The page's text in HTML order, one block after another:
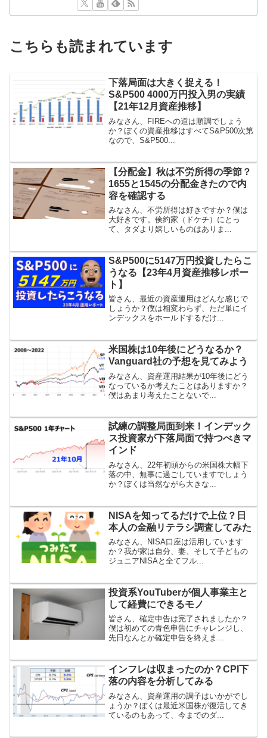
こちらも読まれています
下落局面は大きく捉える！
S&P500 4000万円投入男の実績
【21年12月資産推移】
みなさん、FIREへの道は順調でしょう
か？ぼくの資産推移はすべてS&P500次第
なので、S&P500...
【分配金】秋は不労所得の季節？
1655と1545の分配金きたので内
容を確認する
みなさん、不労所得は好きですか？僕は
大好きです。倹約家（ドケチ）にとっ
て、タダより嬉しいものはありま...
S&P500に5147万円投資したらこ
うなる【23年4月資産推移レポー
ト】
皆さん、最近の資産運用はどんな感じで
しょうか？僕は相変わらず、ただ単にイ
ンデックスをホールドするだけ...
米国株は10年後にどうなるか？
Vanguard社の予想を見てみよう
みなさん、資産運用結果が10年後にどう
なっているか考えたことはありますか？
僕はあまり考えたことないで...
試練の調整局面到来！インデック
ス投資家が下落局面で持つべきマ
インド
みなさん、22年初頭からの米国株大幅下
落の中、無事に過ごしていますでしょう
か？ぼくは当然ながら大きな...
NISAを知ってるだけで上位？日
本人の金融リテラシ調査してみた
みなさん、NISA口座は活用しています
か？我が家は自分、妻、そして子どもの
ジュニアNISAと全てフル...
投資系YouTuberが個人事業主と
して経費にできるモノ
皆さん、確定申告は完了されましたか？
僕は初めての青色申告にチャレンジし、
先日なんとか確定申告を終えま...
インフレは収まったのか？CPI下
落の内容を分析してみる
みなさん、資産運用の調子はいかがでし
ょうか？ぼくは最近米国株が復活してき
ているのもあって、今までのダ...